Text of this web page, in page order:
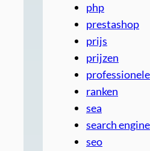
php
prestashop
prijs
prijzen
ranken
sea
search
seo